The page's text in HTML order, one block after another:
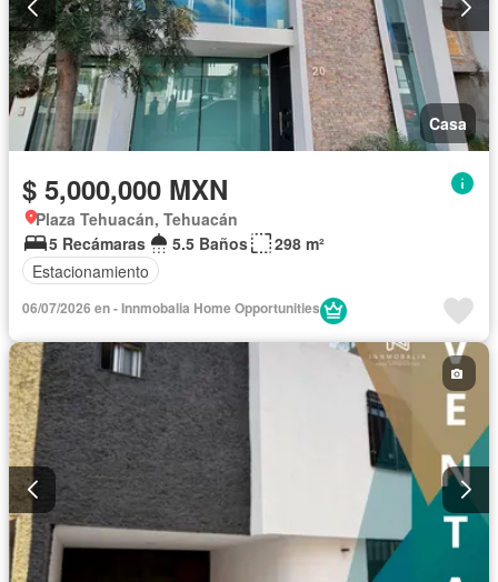
Casa
$ 5,000,000 MXN
Plaza Tehuacán, Tehuacán
5 Recámaras
5.5 Baños
298 m²
Estacionamiento
06/07/2026 en - Innmobalia Home Opportunities